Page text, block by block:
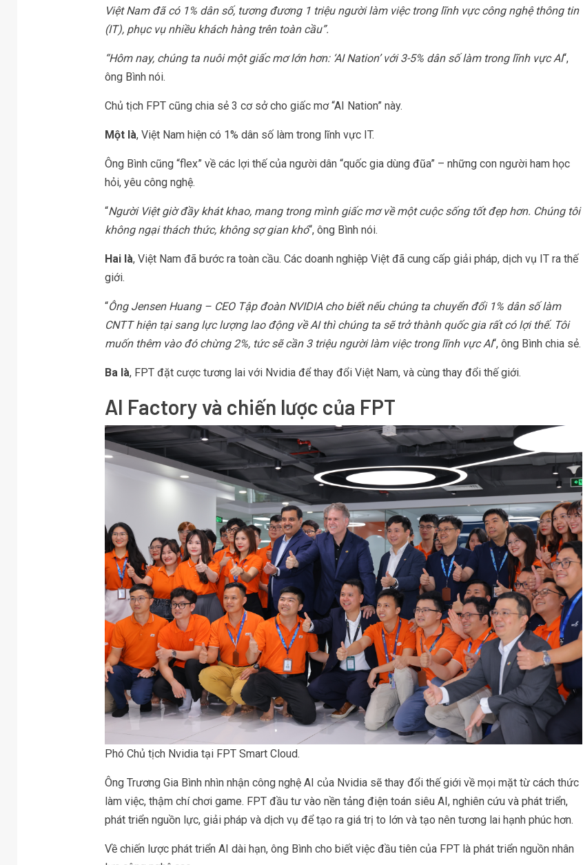
Việt Nam đã có 1% dân số, tương đương 1 triệu người làm việc trong lĩnh vực công nghệ thông tin
(IT), phục vụ nhiều khách hàng trên toàn cầu”.
“Hôm nay, chúng ta nuôi một giấc mơ lớn hơn: ‘AI Nation’ với 3-5% dân số làm trong lĩnh vực AI“,
ông Bình nói.
Chủ tịch FPT cũng chia sẻ 3 cơ sở cho giấc mơ “AI Nation” này.
Một là, Việt Nam hiện có 1% dân số làm trong lĩnh vực IT.
Ông Bình cũng “flex” về các lợi thế của người dân “quốc gia dùng đũa” – những con người ham học
hỏi, yêu công nghệ.
“Người Việt giờ đầy khát khao, mang trong mình giấc mơ về một cuộc sống tốt đẹp hơn. Chúng tôi
không ngại thách thức, không sợ gian khó“, ông Bình nói.
Hai là, Việt Nam đã bước ra toàn cầu. Các doanh nghiệp Việt đã cung cấp giải pháp, dịch vụ IT ra thế
giới.
“Ông Jensen Huang – CEO Tập đoàn NVIDIA cho biết nếu chúng ta chuyển đổi 1% dân số làm
CNTT hiện tại sang lực lượng lao động về AI thì chúng ta sẽ trở thành quốc gia rất có lợi thế. Tôi
muốn thêm vào đó chừng 2%, tức sẽ cần 3 triệu người làm việc trong lĩnh vực AI“, ông Bình chia sẻ.
Ba là, FPT đặt cược tương lai với Nvidia để thay đổi Việt Nam, và cùng thay đổi thế giới.
AI Factory và chiến lược của FPT
Phó Chủ tịch Nvidia tại FPT Smart Cloud.
Ông Trương Gia Bìnhnhìn nhận công nghệ AI của Nvidia sẽ thay đổi thế giới về mọi mặt từ cách thức
làm việc, thậm chí chơi game. FPT đầu tư vào nền tảng điện toán siêu AI, nghiên cứu và phát triển,
phát triển nguồn lực, giải pháp và dịch vụ để tạo ra giá trị to lớn và tạo nên tương lai hạnh phúc hơn.
Về chiến lược phát triển AI dài hạn, ông Bình cho biết việc đầu tiên của FPT là phát triển nguồn nhân